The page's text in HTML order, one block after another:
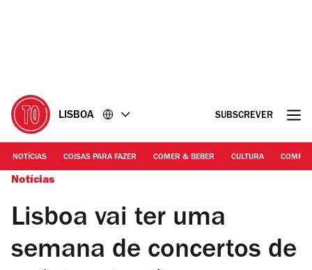
LISBOA SUBSCREVER
NOTÍCIAS COISAS PARA FAZER COMER & BEBER CULTURA
Notícias
Lisboa vai ter uma
semana de concertos de